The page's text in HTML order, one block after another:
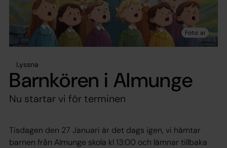
Lyssna
Barnkören i Almunge
Nu startar vi för terminen
Tisdagen den 27 Januari är det dags igen, vi hämtar
barnen från Almunge skola kl 13:00 och lämnar tillbaka